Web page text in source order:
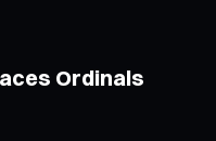
Ordinals